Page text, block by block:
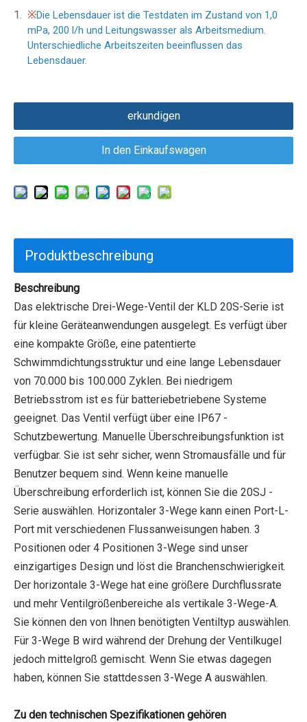
※Die Lebensdauer ist die Testdaten im Zustand von 1,0
mPa, 200 l/h und Leitungswasser als Arbeitsmedium.
Unterschiedliche Arbeitszeiten beeinflussen das
Lebensdauer.
erkundigen
In den Einkaufswagen
Produktbeschreibung
Beschreibung
Das elektrische Drei-Wege-Ventil der KLD 20S-Serie ist
für kleine Geräteanwendungen ausgelegt. Es verfügt über
eine kompakte Größe, eine patentierte
Schwimmdichtungsstruktur und eine lange Lebensdauer
von 70.000 bis 100.000 Zyklen. Bei niedrigem
Betriebsstrom ist es für batteriebetriebene Systeme
geeignet. Das Ventil verfügt über eine IP67 -
Schutzbewertung. Manuelle Überschreibungsfunktion ist
verfügbar. Sie ist sehr sicher, wenn Stromausfälle und für
Benutzer bequem sind. Wenn keine manuelle
Überschreibung erforderlich ist, können Sie die 20SJ -
Serie auswählen. Horizontaler 3-Wege kann einen Port-L-
Port mit verschiedenen Flussanweisungen haben. 3
Positionen oder 4 Positionen 3-Wege sind unser
einzigartiges Design und löst die Branchenschwierigkeit.
Der horizontale 3-Wege hat eine größere Durchflussrate
und mehr Ventilgrößenbereiche als vertikale 3-Wege-A.
Sie können den von Ihnen benötigten Ventiltyp auswählen.
Für 3-Wege B wird während der Drehung der Ventilkugel
jedoch mittelgroß gemischt. Wenn Sie etwas dagegen
haben, können Sie stattdessen 3-Wege A auswählen.
Zu den technischen Spezifikationen gehören